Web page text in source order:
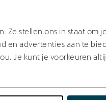
Ze stellen ons in staat om
en advertenties aan te
Je kunt je voorkeuren
the app